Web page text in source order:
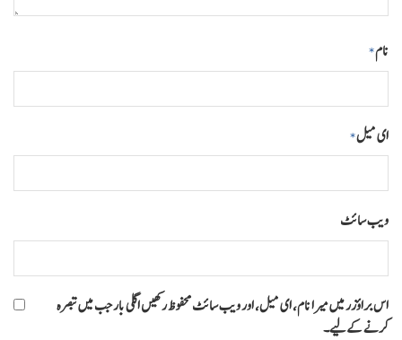
نام*
ای میل*
ویب‌ سائٹ
اس براؤزر میں میرا نام، ای میل، اور ویب سائٹ محفوظ رکھیں اگلی بار جب میں تبصرہ
کرنے کےلیے۔